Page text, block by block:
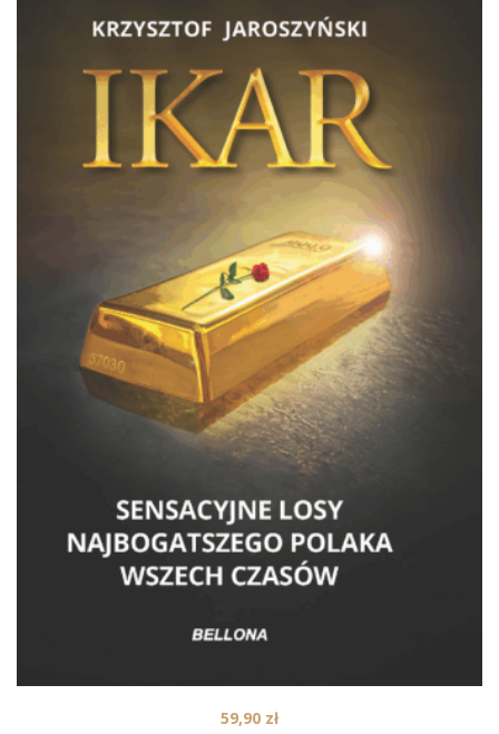
59,90 zł